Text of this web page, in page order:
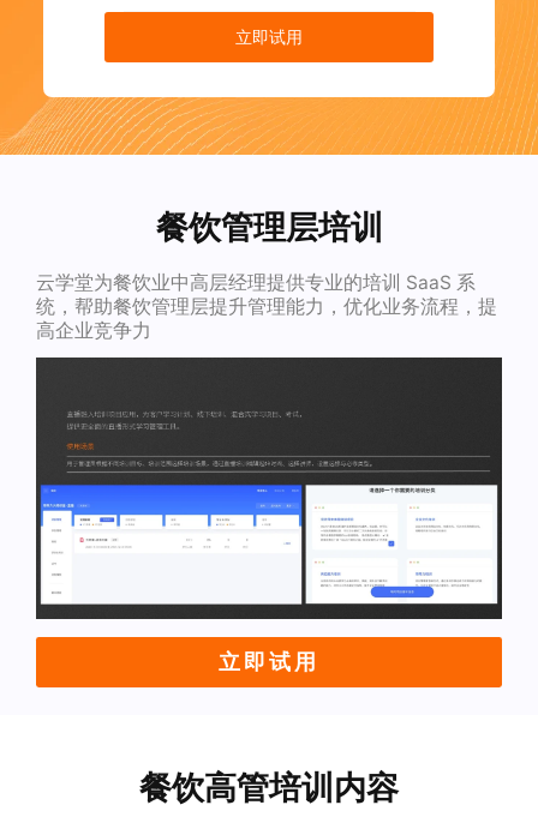
立即试用
餐饮管理层培训
云学堂为餐饮业中高层经理提供专业的培训 SaaS 系
统，帮助餐饮管理层提升管理能力，优化业务流程，提
高企业竞争力
立即试用
餐饮高管培训内容